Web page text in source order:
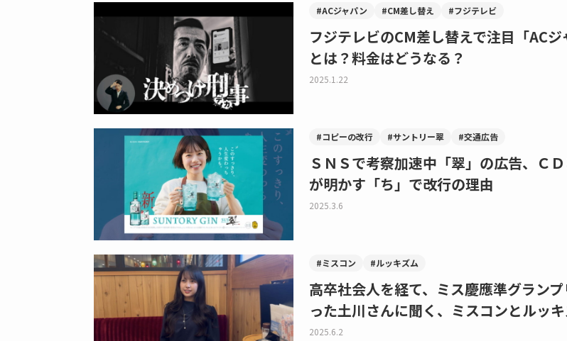
#ACジャパン #CM差し替え #フジテレビ
フジテレビのCM差し替えで注目「ACジ
とは？料金はどうなる？
2025.1.22
#コピーの改行 #サントリー翠 #交通広告
ＳＮＳで考察加速中「翠」の広告、Ｃ
が明かす「ち」で改行の理由
2025.3.6
#ミスコン #ルッキズム
高卒社会人を経て、ミス慶應準グラン
った土川さんに聞く、ミスコンとルッ
2025.6.2